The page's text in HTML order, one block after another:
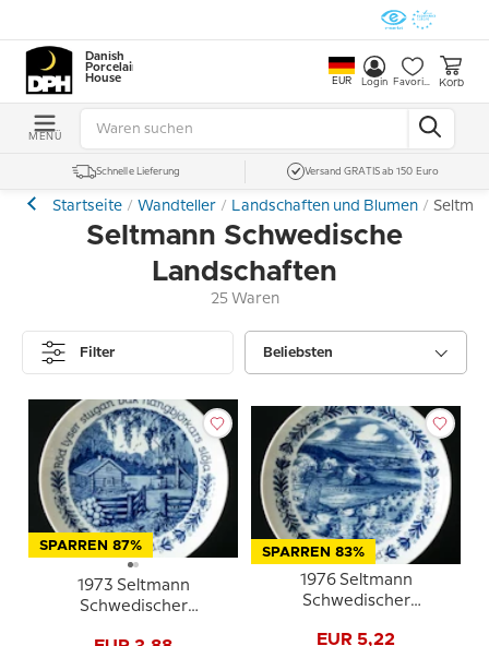
Danish
Porcelain
House
EUR Login Favoriten Korb
MENÜ
Schnelle Lieferung Versand GRATIS ab 150 Euro
Startseite Wandteller Landschaften und Blumen
Seltmann Schwedische
Landschaften
25 Waren
Filter Beliebsten
SPARREN 87%
1973 Seltmann
Schwedischer
SPARREN 83%
1976 Seltmann
Schwedischer
Östergötland
EUR 5,22